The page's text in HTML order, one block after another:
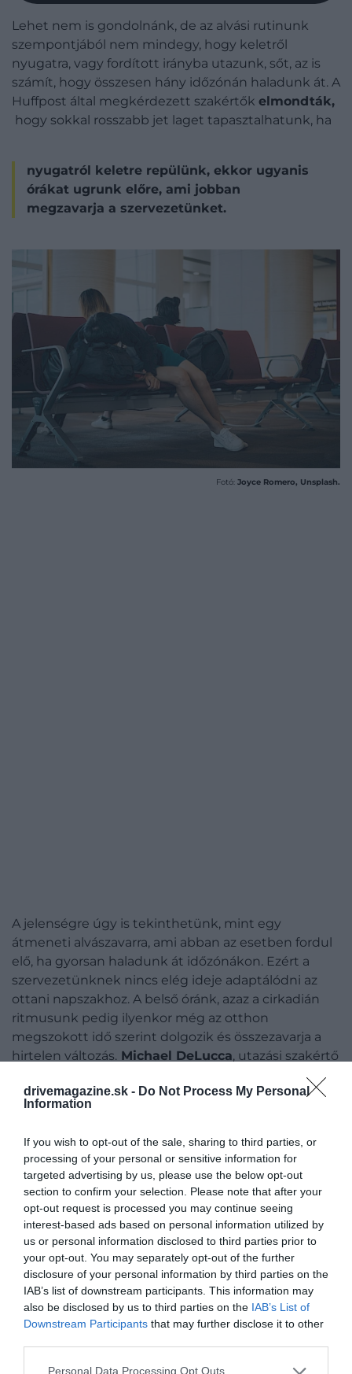
drivemagazine.sk - Do Not Process My Personal
Information
If you wish to opt-out of the sale, sharing to third parties, or
processing of your personal or sensitive information for
targeted advertising by us, please use the below opt-out
section to confirm your selection. Please note that after your
opt-out request is processed you may continue seeing
interest-based ads based on personal information utilized by
us or personal information disclosed to third parties prior to
your opt-out. You may separately opt-out of the further
disclosure of your personal information by third parties on the
IAB’s list of downstream participants. This information may
also be disclosed by us to third parties on the IAB’s List of
Downstream Participants that may further disclose it to other
Please note that this website/app uses one or more Google
Personal Data Processing Opt Outs
Lehet nem is gondolnánk, de az alvási rutinunk
szempontjából nem mindegy, hogy keletről
nyugatra, vagy fordított irányba utazunk, sőt, az is
számít, hogy összesen hány időzónán haladunk át. A
Huffpost által megkérdezett szakértők elmondták,
hogy sokkal rosszabb jet laget tapasztalhatunk, ha
nyugatról keletre repülünk, ekkor ugyanis
órákat ugrunk előre, ami jobban
megzavarja a szervezetünket.
Fotó: Joyce Romero, Unsplash.
A jelenségre úgy is tekinthetünk, mint egy
átmeneti alvászavarra, ami abban az esetben fordul
elő, ha gyorsan haladunk át időzónákon. Ezért a
szervezetünknek nincs elég ideje adaptálódni az
ottani napszakhoz. A belső óránk, azaz a cirkadián
ritmusunk pedig ilyenkor még az otthon
megszokott idő szerint dolgozik és összezavarja a
hirtelen változás. Michael DeLucca, utazási szakértő
szerint kelet felé utazva azért lehet rosszabb a jet
lag, mert órákat veszítünk el a napból és korábban
lesz este, aminek következtében a szokásosnál
Ez is érdekelhet:Nagy kihívást jelenthet ez az
új repülési trend